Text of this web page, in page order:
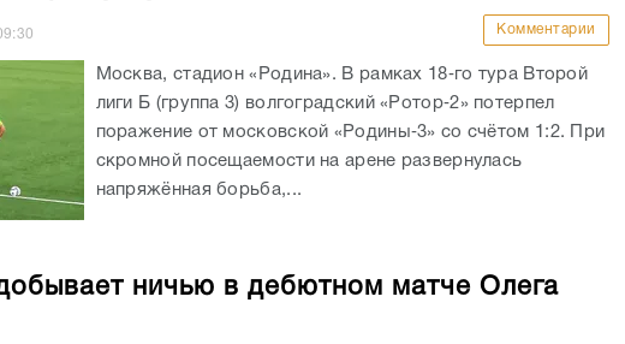
Комментарии
Москва, стадион «Родина». В рамках 18‑го тура Второй
лиги Б (группа 3) волгоградский «Ротор‑2» потерпел
поражение от московской «Родины‑3» со счётом 1:2. При
скромной посещаемости на арене развернулась
напряжённая борьба,...
ничью в дебютном матче Олега